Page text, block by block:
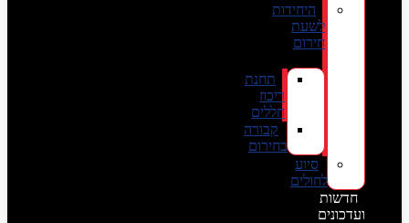
היחידות
לשעת
חירום
תחנת
ריכוז
חללים
קבורה
בחירום
סיוע
לחולים
חדשות
ועדכונים